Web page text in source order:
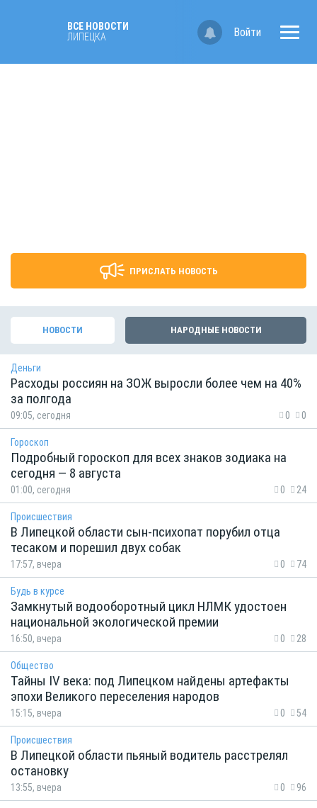
ВСЕ НОВОСТИ
ЛИПЕЦКА
Войти
ПРИСЛАТЬ НОВОСТЬ
НОВОСТИ НАРОДНЫЕ НОВОСТИ
Деньги
Расходы россиян на ЗОЖ выросли более чем на 40%
за полгода
09:05, сегодня 0 0
Гороскоп
Подробный гороскоп для всех знаков зодиака на
сегодня — 8 августа
01:00, сегодня 0 24
Происшествия
В Липецкой области сын-психопат порубил отца
тесаком и порешил двух собак
17:57, вчера 0 74
Будь в курсе
Замкнутый водооборотный цикл НЛМК удостоен
национальной экологической премии
16:50, вчера 0 28
Общество
Тайны IV века: под Липецком найдены артефакты
эпохи Великого переселения народов
15:15, вчера 0 54
Происшествия
В Липецкой области пьяный водитель расстрелял
остановку
13:55, вчера 0 96